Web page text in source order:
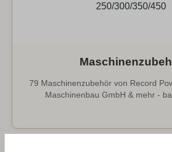
79 Maschinenzubehör von Record
Maschinenbau GmbH & mehr -